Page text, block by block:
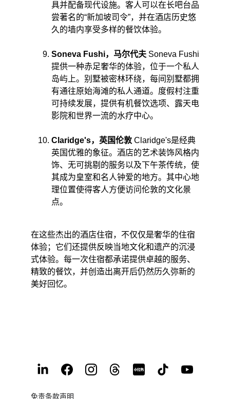
具并配备现代设施。客人可以在长吧台品
尝著名的“新加坡司令”，并在酒店历史悠
久的墙内享受多样的餐饮体验。 ​
Soneva Fushi，马尔代夫 Soneva Fushi
提供一种赤足奢华的体验，位于一个私人
岛屿上。别墅被密林环绕，每间别墅都拥
有通往原始海滩的私人通道。度假村注重
可持续发展，提供有机餐饮选项、露天电
影院和世界一流的水疗中心。
Claridge's，英国伦敦 Claridge's是经典
英国优雅的象征。酒店的艺术装饰风格内
饰、无可挑剔的服务以及下午茶传统，使
其成为皇室和名人钟爱的地方。其中心地
理位置使得客人方便访问伦敦的文化景
点。 ​
在这些杰出的酒店住宿，不仅仅是奢华的住宿
体验；它们还提供反映当地文化和遗产的沉浸
式体验。每一次住宿都承诺提供卓越的服务、
精致的餐饮，并创造出离开后仍然历久弥新的
美好回忆。
免责条款声明